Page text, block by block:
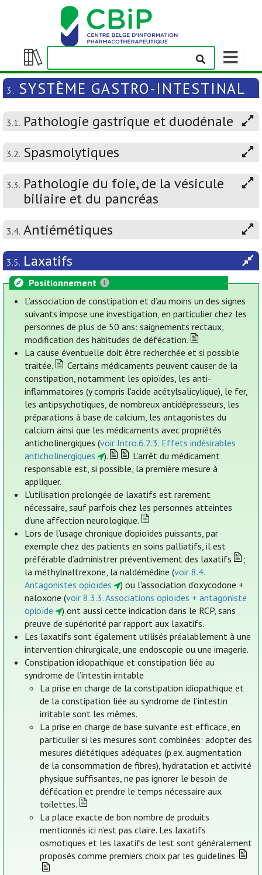
Afficher/masquer
la
table
matières
Afficher/
la
barre
de
navigation
3. SYSTÈME GASTRO-INTESTINAL
3.1. Pathologie gastrique et duodénale
3.2. Spasmolytiques
3.3. Pathologie du foie, de la vésicule
biliaire et du pancréas
3.4. Antiémétiques
3.5. Laxatifs
Positionnement
L’association de constipation et d’au moins un des signes
suivants impose une investigation, en particulier chez les
personnes de plus de 50 ans: saignements rectaux,
modification des habitudes de défécation.
La cause éventuelle doit être recherchée et si possible
traitée.
Certains médicaments peuvent causer de la
constipation, notamment les opioïdes, les anti-
inflammatoires (y compris l'acide acétylsalicylique), le fer,
les antipsychotiques, de nombreux antidépresseurs, les
préparations à base de calcium, les antagonistes du
calcium ainsi que les médicaments avec propriétés
anticholinergiques (voir Intro.6.2.3. Effets indésirables
anticholinergiques
).
L’arrêt du médicament
responsable est, si possible, la première mesure à
appliquer.
L’utilisation prolongée de laxatifs est rarement
nécessaire, sauf parfois chez les personnes atteintes
d’une affection neurologique.
Lors de l’usage chronique d’opioïdes puissants, par
exemple chez des patients en soins palliatifs, il est
préférable d’administrer préventivement des laxatifs
;
la méthylnaltrexone, la naldémédine (voir 8.4.
Antagonistes opioïdes
) ou l'association d'oxycodone +
naloxone (voir 8.3.3. Associations opioïdes + antagoniste
opioïde
) ont aussi cette indication dans le RCP, sans
preuve de supériorité par rapport aux laxatifs.
Les laxatifs sont également utilisés préalablement à une
intervention chirurgicale, une endoscopie ou une imagerie.
Constipation idiopathique et constipation liée au
syndrome de l’intestin irritable
La prise en charge de la constipation idiopathique et
de la constipation liée au syndrome de l’intestin
irritable sont les mêmes.
La prise en charge de base suivante est efficace, en
particulier si les mesures sont combinées: adopter des
mesures diététiques adéquates (p.ex. augmentation
de la consommation de fibres), hydratation et activité
physique suffisantes, ne pas ignorer le besoin de
défécation et prendre le temps nécessaire aux
toilettes.
La place exacte de bon nombre de produits
mentionnés ici n’est pas claire. Les laxatifs
osmotiques et les laxatifs de lest sont généralement
proposés comme premiers choix par les guidelines.